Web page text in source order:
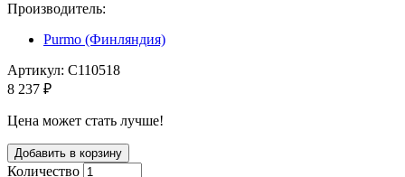
Производитель:
Purmo (Финляндия)
Артикул: C110518
8 237 ₽
Цена может стать лучше!
Количество